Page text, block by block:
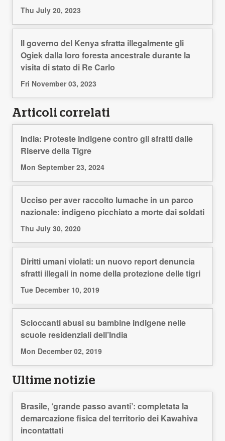
Thu July 20, 2023
Il governo del Kenya sfratta illegalmente gli
Ogiek dalla loro foresta ancestrale durante la
visita di stato di Re Carlo
Fri November 03, 2023
Articoli correlati
India: Proteste indigene contro gli sfratti dalle
Riserve della Tigre
Mon September 23, 2024
Ucciso per aver raccolto lumache in un parco
nazionale: indigeno picchiato a morte dai soldati
Thu July 30, 2020
Diritti umani violati: un nuovo report denuncia
sfratti illegali in nome della protezione delle tigri
Tue December 10, 2019
Scioccanti abusi su bambine indigene nelle
scuole residenziali dell’India
Mon December 02, 2019
Ultime notizie
Brasile, ‘grande passo avanti’: completata la
demarcazione fisica del territorio dei Kawahiva
incontattati